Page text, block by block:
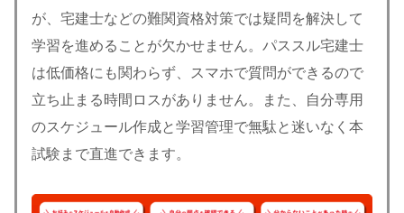
が、宅建士などの難関資格対策では疑問を解決して
学習を進めることが欠かせません。パススル宅建士
は低価格にも関わらず、スマホで質問ができるので
立ち止まる時間ロスがありません。また、自分専用
のスケジュール作成と学習管理で無駄と迷いなく本
試験まで直進できます。